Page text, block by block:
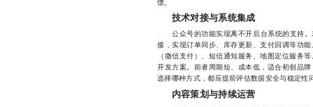
馈。
技术对接与系统集成
公众号的功能实现离不开后台系统的支持。
接，实现订单同步、库存更新、支付回调等功
（微信支付）、短信通知服务、地图定位服务
开发方案。前者周期短、成本低，适合初创品
选择哪种方式，都应提前评估数据安全与稳定性
内容策划与持续运营